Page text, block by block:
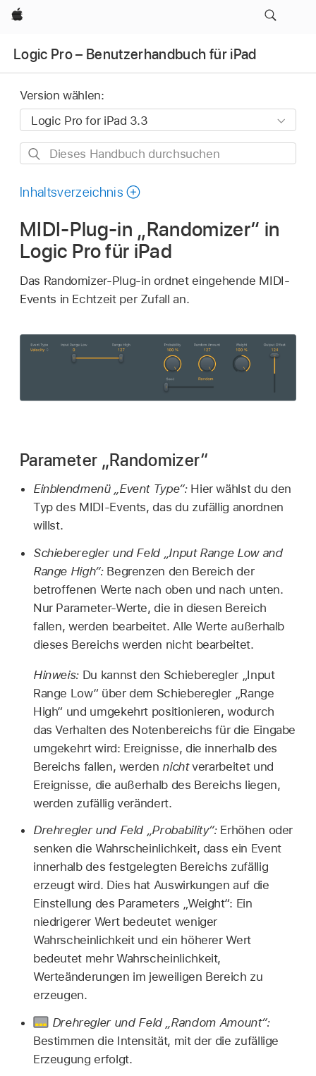
Apple
Logic Pro – Benutzerhandbuch für iPad
Version wählen:
Dieses
durchsuchen
Inhaltsverzeichnis
MIDI-Plug-in „Randomizer“ in
Logic Pro für iPad
Das Randomizer-Plug-in ordnet eingehende MIDI-
Events in Echtzeit per Zufall an.
Parameter „Randomizer“
Einblendmenü „Event Type“:Hier wählst du den
Typ des MIDI-Events, das du zufällig anordnen
willst.
Schieberegler und Feld „Input Range Low and
Range High“:Begrenzen den Bereich der
betroffenen Werte nach oben und nach unten.
Nur Parameter-Werte, die in diesen Bereich
fallen, werden bearbeitet. Alle Werte außerhalb
dieses Bereichs werden nicht bearbeitet.
Hinweis: Du kannst den Schieberegler „Input
Range Low“ über dem Schieberegler „Range
High“ und umgekehrt positionieren, wodurch
das Verhalten des Notenbereichs für die Eingabe
umgekehrt wird: Ereignisse, die innerhalb des
Bereichs fallen, werden nichtverarbeitet und
Ereignisse, die außerhalb des Bereichs liegen,
werden zufällig verändert.
Drehregler und Feld „Probability“:Erhöhen oder
senken die Wahrscheinlichkeit, dass ein Event
innerhalb des festgelegten Bereichs zufällig
erzeugt wird. Dies hat Auswirkungen auf die
Einstellung des Parameters „Weight“: Ein
niedrigerer Wert bedeutet weniger
Wahrscheinlichkeit und ein höherer Wert
bedeutet mehr Wahrscheinlichkeit,
Werteänderungen im jeweiligen Bereich zu
erzeugen.
Drehregler und Feld „Random Amount“:
Bestimmen die Intensität, mit der die zufällige
Erzeugung erfolgt.